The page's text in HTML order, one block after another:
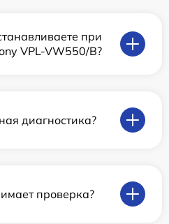
при
VPL-VW550/B?
диагностика?
проверка?